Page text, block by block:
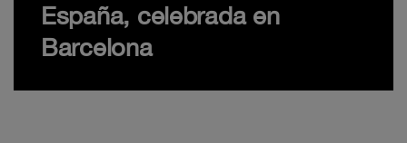
España, celebrada en
Barcelona